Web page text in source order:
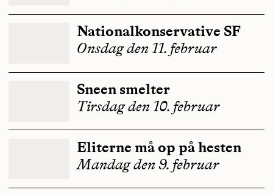
Nationalkonservative SF
Onsdag den 11. februar
Sneen smelter
Tirsdag den 10. februar
Eliterne må op på hesten
Mandag den 9. februar